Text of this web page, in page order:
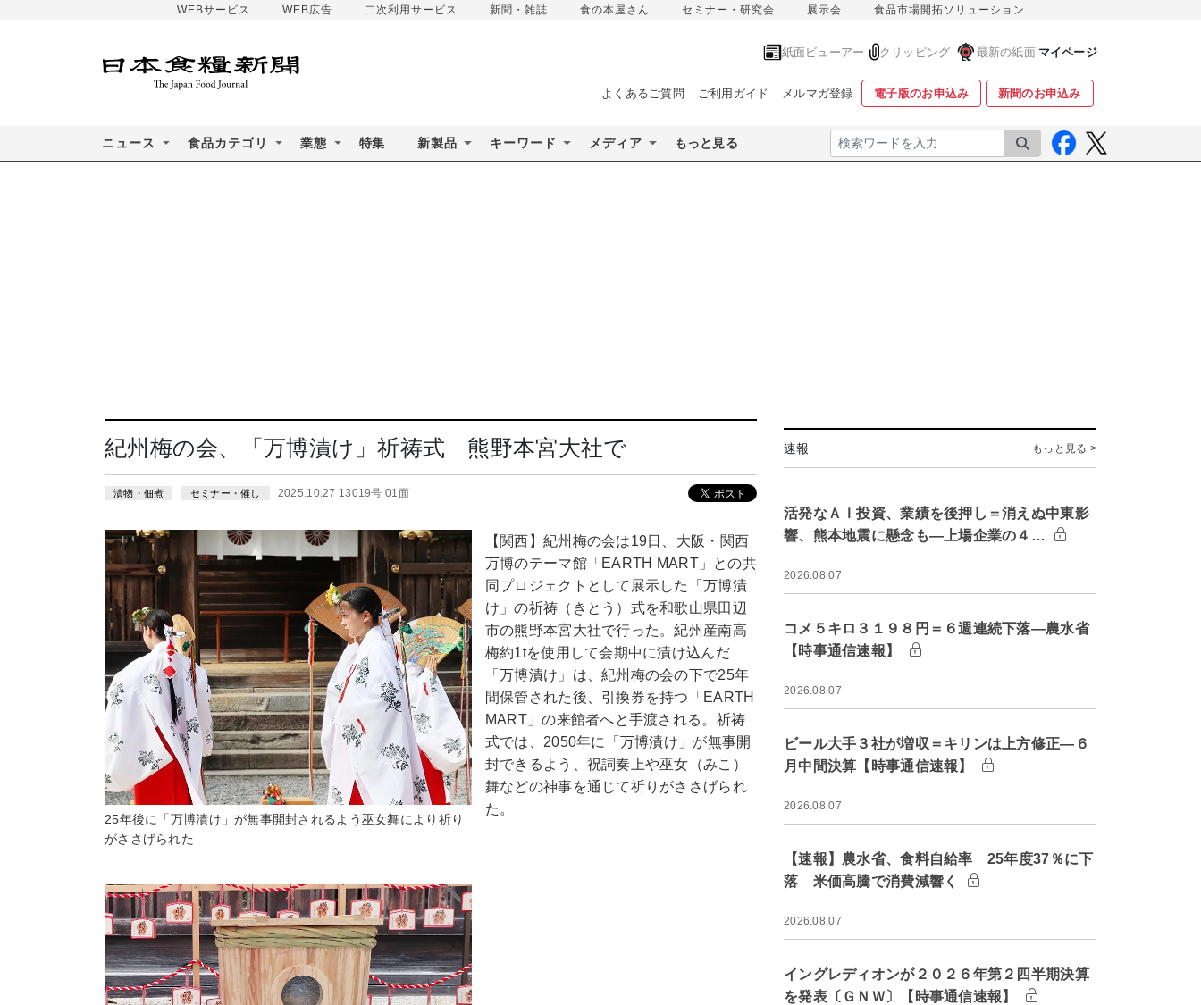
WEBサービス WEB広告 二次利用サービス 新聞・雑誌 食の本屋さん セミナー・研究会 展示会 食品市場開拓ソリューション
紙面ビューアー クリッピング 最新の紙面 マイページ
よくあるご質問 ご利用ガイド メルマガ登録 電子版のお申込み 新聞のお申込み
ニュース 食品カテゴリ 業態 特集 新製品 キーワード メディア もっと見る 検索
紀州梅の会、「万博漬け」祈祷式 熊野本宮大社で
漬物・佃煮 セミナー・催し 2025.10.27 13019号 01面
25年後に「万博漬け」が無事開封されるよう巫女舞により祈り
がささげられた
【関西】紀州梅の会は19日、大阪・関西
万博のテーマ館「EARTH MART」との共
同プロジェクトとして展示した「万博漬
け」の祈祷（きとう）式を和歌山県田辺
市の熊野本宮大社で行った。紀州産南高
梅約1tを使用して会期中に漬け込んだ
「万博漬け」は、紀州梅の会の下で25年
間保管された後、引換券を持つ「EARTH
MART」の来館者へと手渡される。祈祷
式では、2050年に「万博漬け」が無事開
封できるよう、祝詞奏上や巫女（みこ）
舞などの神事を通じて祈りがささげられ
た。
速報 もっと見る >
活発なＡＩ投資、業績を後押し＝消えぬ中東影
響、熊本地震に懸念も―上場企業の４…
2026.08.07
コメ５キロ３１９８円＝６週連続下落―農水省
【時事通信速報】
2026.08.07
ビール大手３社が増収＝キリンは上方修正―６
月中間決算【時事通信速報】
2026.08.07
【速報】農水省、食料自給率 25年度37％に下
落 米価高騰で消費減響く
2026.08.07
イングレディオンが２０２６年第２四半期決算
を発表〔ＧＮＷ〕【時事通信速報】